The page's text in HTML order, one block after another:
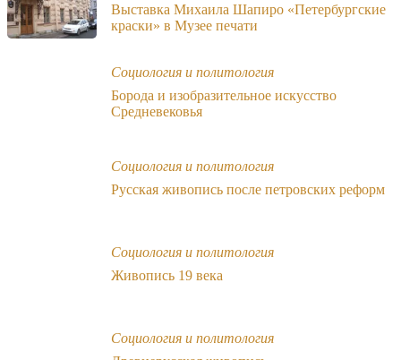
Выставка Михаила Шапиро «Петербургские
краски» в Музее печати
Социология и политология
Борода и изобразительное искусство
Средневековья
Социология и политология
Русская живопись после петровских реформ
Социология и политология
Живопись 19 века
Социология и политология